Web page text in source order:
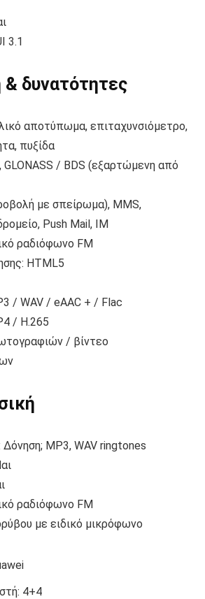
3.1
δυνατότητες
αποτύπωμα, επιταχυνσιόμετρο,
πυξίδα
GLONASS / BDS (εξαρτώμενη από
με σπείρωμα), MMS,
Push Mail, IM
ραδιόφωνο FM
HTML5
/ WAV / eAAC + / Flac
/ H.265
/ βίντεο
Δόνηση; MP3, WAV ringtones
ραδιόφωνο FM
με ειδικό μικρόφωνο
4+4